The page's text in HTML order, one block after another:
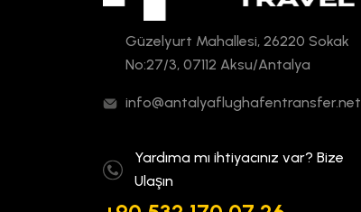
Güzelyurt Mahallesi, 26220 Sokak
No:27/3, 07112 Aksu/Antalya
info@antalyaflughafentransfer.net
Yardıma mı ihtiyacınız var? Bize
Ulaşın